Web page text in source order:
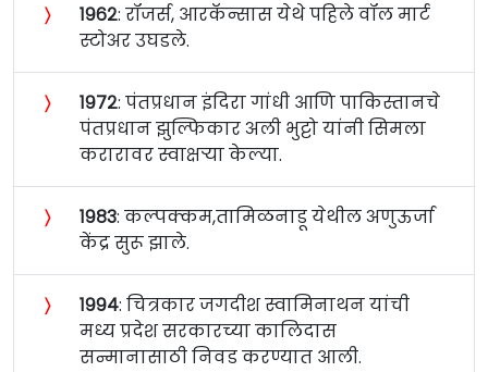
〉 १९६२: रॉजर्स, आरकॅन्सास येथे पहिले वॉल मार्ट
स्टोअर उघडले.
〉 १९७२: पंतप्रधान इंदिरा गांधी आणि पाकिस्तानचे
पंतप्रधान झुल्फिकार अली भुट्टो यांनी सिमला
करारावर स्वाक्षऱ्या केल्या.
〉 १९८३: कल्पक्कम,तामिळनाडू येथील अणुऊर्जा
केंद्र सुरू झाले.
〉 १९९४: चित्रकार जगदीश स्वामिनाथन यांची
मध्य प्रदेश सरकारच्या कालिदास
सन्मानासाठी निवड करण्यात आली.